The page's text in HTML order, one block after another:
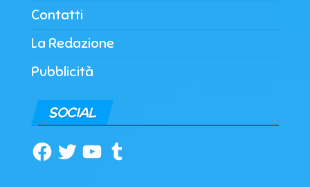
Contatti
La Redazione
Pubblicità
SOCIAL
Facebook
TwitterYouTubeTumblr